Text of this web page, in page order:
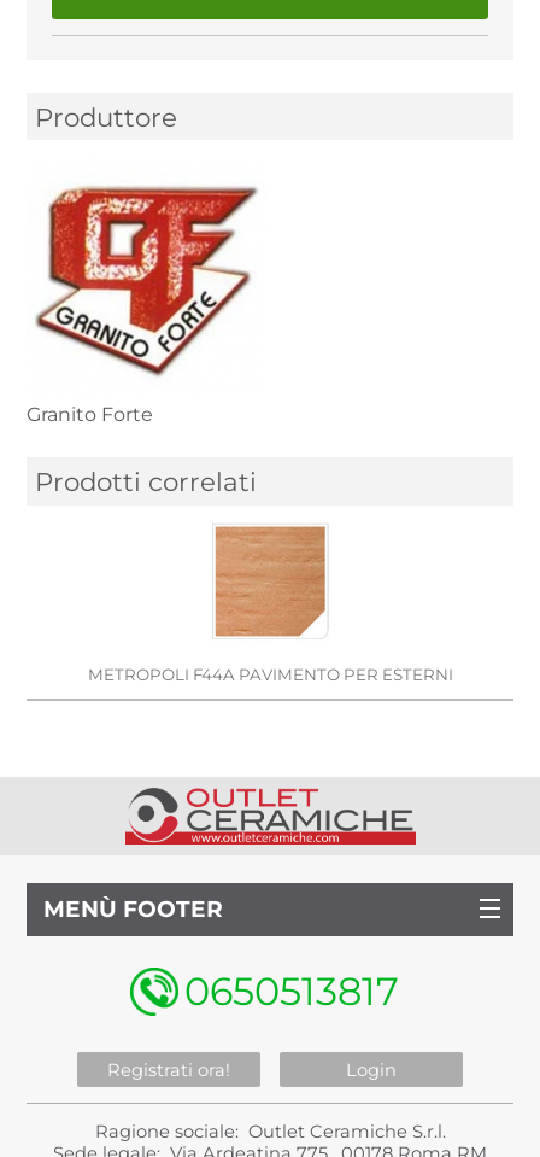
Produttore
Granito Forte
Prodotti correlati
METROPOLI F44A PAVIMENTO PER ESTERNI
MENÙ FOOTER
0650513817
Registrati ora! Login
Ragione sociale: Outlet Ceramiche S.r.l.